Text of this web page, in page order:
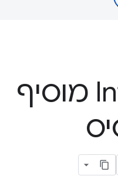
Interop 2024 מוסיף